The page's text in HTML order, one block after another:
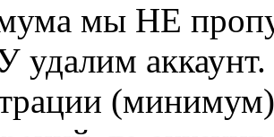
мы НЕ
удалим